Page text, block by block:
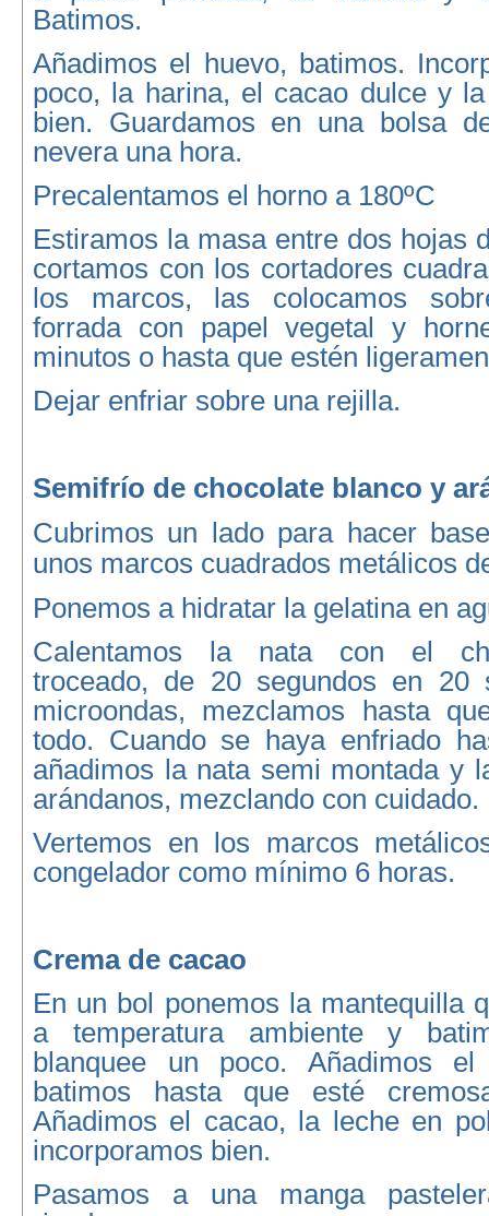
Batimos.
Añadimos el huevo, batimos.
poco, la harina, el cacao dulce y
bien. Guardamos en una bolsa
nevera una hora.
Precalentamos el horno a 180ºC
Estiramos la masa entre dos hojas
cortamos con los cortadores
los marcos, las colocamos
forrada con papel vegetal y
minutos o hasta que estén
Dejar enfriar sobre una rejilla.
Semifrío de chocolate blanco y
Cubrimos un lado para hacer
unos marcos cuadrados metálicos
Ponemos a hidratar la gelatina en
Calentamos la nata con el
troceado, de 20 segundos en 20
microondas, mezclamos hasta
todo. Cuando se haya enfriado
añadimos la nata semi montada y
arándanos, mezclando con cuidado.
Vertemos en los marcos
congelador como mínimo 6 horas.
Crema de cacao
En un bol ponemos la mantequilla
a temperatura ambiente y
blanquee un poco. Añadimos
batimos hasta que esté
Añadimos el cacao, la leche en
incorporamos bien.
Pasamos a una manga